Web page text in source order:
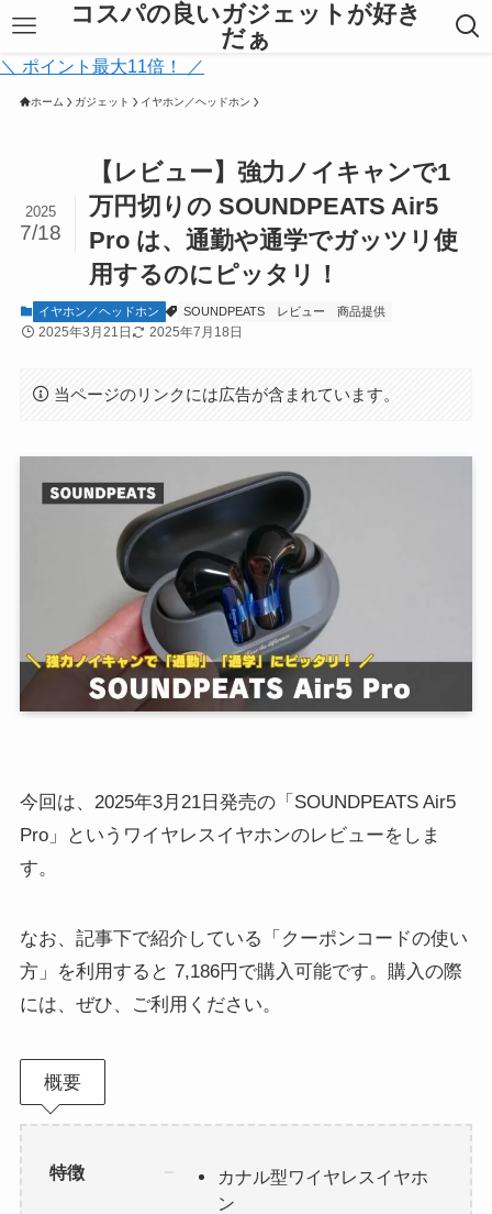
コスパの良いガジェットが好き
だぁ
＼ ポイント最大11倍！ ／
ホーム ガジェット イヤホン／ヘッドホン
【レビュー】強力ノイキャンで1
万円切りの SOUNDPEATS Air5
Pro は、通勤や通学でガッツリ使
用するのにピッタリ！
2025
7/18
イヤホン／ヘッドホン SOUNDPEATS レビュー 商品提供
2025年3月21日 2025年7月18日
当ページのリンクには広告が含まれています。
今回は、2025年3月21日発売の「SOUNDPEATS Air5
Pro」というワイヤレスイヤホンのレビューをしま
す。
なお、記事下で紹介している「クーポンコードの使い
方」を利用すると 7,186円で購入可能です。購入の際
には、ぜひ、ご利用ください。
概要
特徴
カナル型ワイヤレスイヤホ
ン